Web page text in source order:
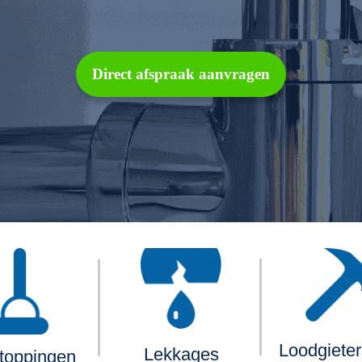
Direct afspraak aanvragen
Lekkages